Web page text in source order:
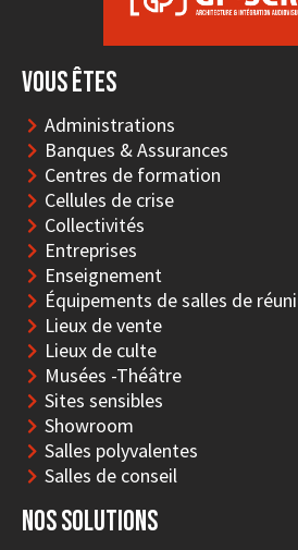
Vous êtes
Administrations
Banques & Assurances
Centres de formation
Cellules de crise
Collectivités
Entreprises
Enseignement
Équipements de salles de
Lieux de vente
Lieux de culte
Musées -Théâtre
Sites sensibles
Showroom
Salles polyvalentes
Salles de conseil
Nos solutions